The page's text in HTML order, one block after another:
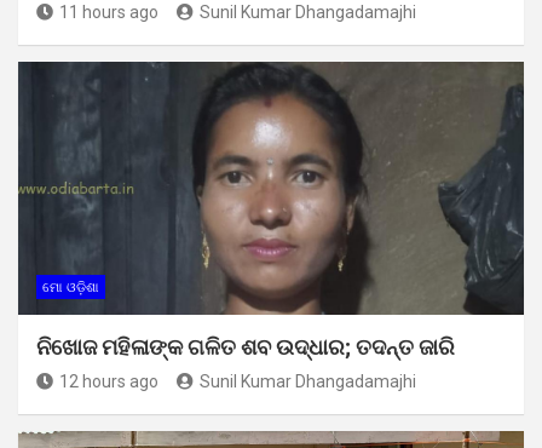
11 hours ago Sunil Kumar Dhangadamajhi
ମୋ ଓଡ଼ିଶା
ନିଖୋଜ ମହିଳାଙ୍କ ଗଳିତ ଶବ ଉଦ୍ଧାର; ତଦନ୍ତ ଜାରି
12 hours ago Sunil Kumar Dhangadamajhi